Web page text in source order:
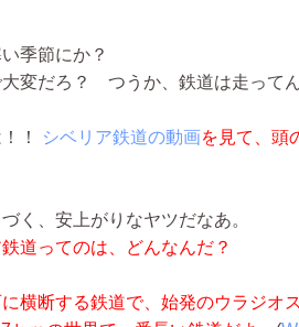
季節にか？
変だろ？ つうか、鉄道は走って
！ シベリア鉄道の動画を見て、頭
く、安上がりなヤツだなあ。
道ってのは、どんなんだ？
横断する鉄道で、始発のウラジオ